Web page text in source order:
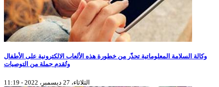
وكالة السلامة المعلوماتية تحذّر من خطورة هذه الألعاب الالكترونية على الأطفال
وتُقدم جملة من التوصيات
الثلاثاء، 27 ديسمبر، 2022 - 11:19